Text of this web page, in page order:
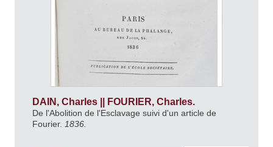
DAIN, Charles || FOURIER, Charles.
De l'Abolition de l'Esclavage suivi d'un article de
Fourier. 1836.